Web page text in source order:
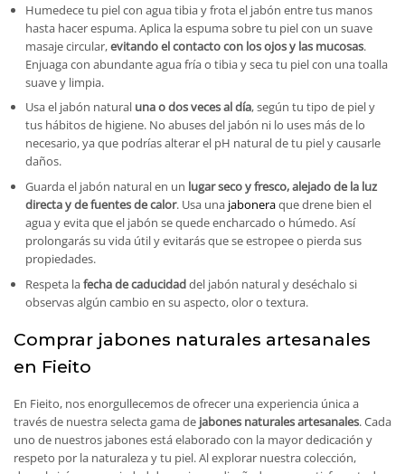
Humedece tu piel con agua tibia y frota el jabón entre tus manos
hasta hacer espuma. Aplica la espuma sobre tu piel con un suave
masaje circular,evitando el contacto con los ojos y las mucosas.
Enjuaga con abundante agua fría o tibia y seca tu piel con una toalla
suave y limpia.
Usa el jabón natural una o dos veces al día, según tu tipo de piel y
tus hábitos de higiene. No abuses del jabón ni lo uses más de lo
necesario, ya que podrías alterar el pH natural de tu piel y causarle
daños.
Guarda el jabón natural en un lugar seco y fresco, alejado de la luz
directa y de fuentes de calor. Usa una jaboneraque drene bien el
agua y evita que el jabón se quede encharcado o húmedo. Así
prolongarás su vida útil y evitarás que se estropee o pierda sus
propiedades.
Respeta lafecha de caducidaddel jabón natural y deséchalo si
observas algún cambio en su aspecto, olor o textura.
Comprar jabones naturales artesanales
en Fieito
En Fieito, nos enorgullecemos de ofrecer una experiencia única a
través de nuestra selecta gama de jabones naturales artesanales. Cada
uno de nuestros jabones está elaborado con la mayor dedicación y
respeto por la naturaleza y tu piel. Al explorar nuestra colección,